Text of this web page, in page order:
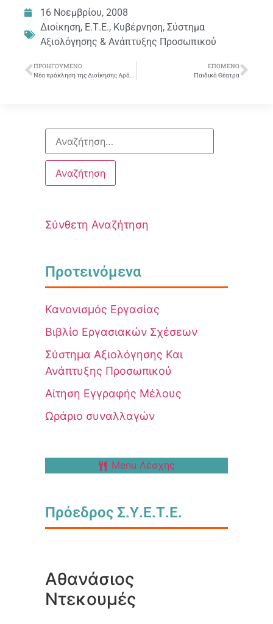
16 Νοεμβρίου, 2008
Διοίκηση, Ε.Τ.Ε., Κυβέρνηση, Σύστημα
Αξιολόγησης & Ανάπτυξης Προσωπικού
ΠΡΟΗΓΟΎΜΕΝΟ
Νέα πρόκληση της Διοίκησης Αράπογλου
ΕΠΌΜΕΝΟ
Παιδικά Θέατρα
Σύνθετη Αναζήτηση
Προτεινόμενα
Κανονισμός Εργασίας
Βιβλίο Εργασιακών Σχέσεων
Σύστημα Αξιολόγησης Και
Ανάπτυξης Προσωπικού
Αίτηση Εγγραφής Μέλους
Ωράριο συναλλαγών
Menu Λέσχης
Πρόεδρος Σ.Υ.Ε.Τ.Ε.
Αθανάσιος
Ντεκουμές